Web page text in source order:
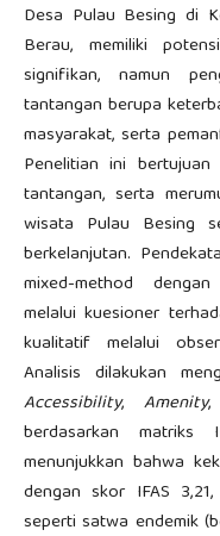
Desa Pulau Besing di
Berau, memiliki
signifikan, namun
tantangan berupa
masyarakat, serta
Penelitian ini
tantangan, serta
wisata Pulau Besing
berkelanjutan.
mixed-method
melalui kuesioner
kualitatif melalui
Analisis dilakukan
Accessibility,Amenity,
berdasarkan matriks
menunjukkan bahwa
dengan skor IFAS
seperti satwa endemik